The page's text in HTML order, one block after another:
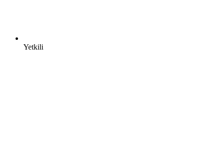
Yetkili